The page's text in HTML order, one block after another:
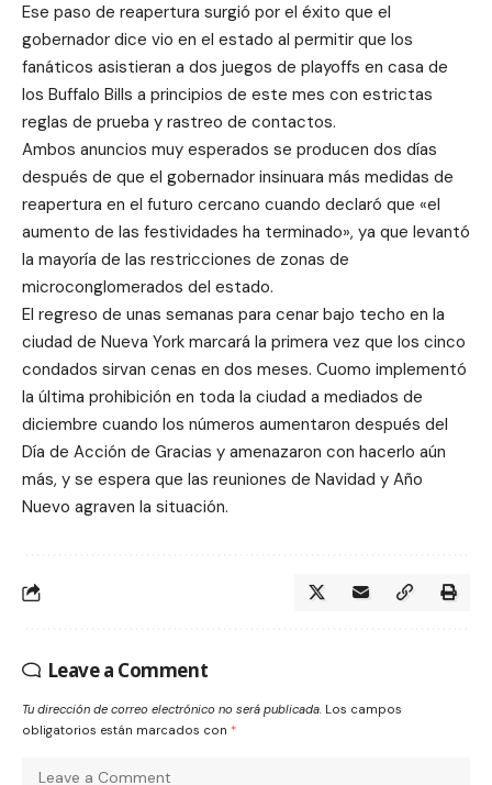
Ese paso de reapertura surgió por el éxito que el
gobernador dice vio en el estado al permitir que los
fanáticos asistieran a dos juegos de playoffs en casa de
los Buffalo Bills a principios de este mes con estrictas
reglas de prueba y rastreo de contactos.
Ambos anuncios muy esperados se producen dos días
después de que el gobernador insinuara más medidas de
reapertura en el futuro cercano cuando declaró que «el
aumento de las festividades ha terminado», ya que levantó
la mayoría de las restricciones de zonas de
microconglomerados del estado.
El regreso de unas semanas para cenar bajo techo en la
ciudad de Nueva York marcará la primera vez que los cinco
condados sirvan cenas en dos meses. Cuomo implementó
la última prohibición en toda la ciudad a mediados de
diciembre cuando los números aumentaron después del
Día de Acción de Gracias y amenazaron con hacerlo aún
más, y se espera que las reuniones de Navidad y Año
Nuevo agraven la situación.
Leave a Comment
Tu dirección de correo electrónico no será publicada. Los campos
obligatorios están marcados con *